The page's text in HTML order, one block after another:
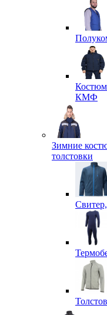
КМФ
Зимние
толстовки